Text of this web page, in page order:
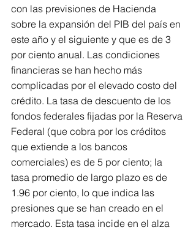
con las previsiones de Hacienda
sobre la expansión del PIB del país en
este año y el siguiente y que es de 3
por ciento anual. Las condiciones
financieras se han hecho más
complicadas por el elevado costo del
crédito. La tasa de descuento de los
fondos federales fijadas por la Reserva
Federal (que cobra por los créditos
que extiende a los bancos
comerciales) es de 5 por ciento; la
tasa promedio de largo plazo es de
1.96 por ciento, lo que indica las
presiones que se han creado en el
mercado. Esta tasa incide en el alza